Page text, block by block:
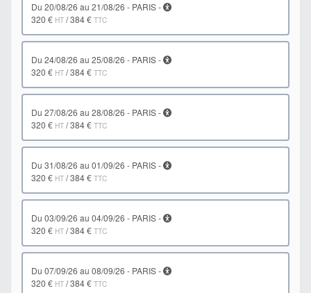
du 20/08/26 au 21/08/26 - PARIS -
320 € HT /384 € TTC
du 24/08/26 au 25/08/26 - PARIS -
320 € HT /384 € TTC
du 27/08/26 au 28/08/26 - PARIS -
320 € HT /384 € TTC
du 31/08/26 au 01/09/26 - PARIS -
320 € HT /384 € TTC
du 03/09/26 au 04/09/26 - PARIS -
320 € HT /384 € TTC
du 07/09/26 au 08/09/26 - PARIS -
320 € HT /384 € TTC